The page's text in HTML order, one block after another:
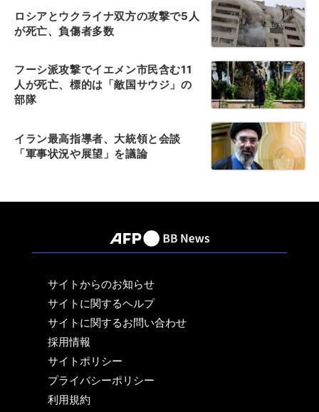
ロシアとウクライナ双方の攻撃で5人
が死亡、負傷者多数
フーシ派攻撃でイエメン市民含む11
人が死亡、標的は「敵国サウジ」の
部隊
イラン最高指導者、大統領と会談
「軍事状況や展望」を議論
サイトからのお知らせ
サイトに関するヘルプ
サイトに関するお問い合わせ
採用情報
サイトポリシー
プライバシーポリシー
利用規約